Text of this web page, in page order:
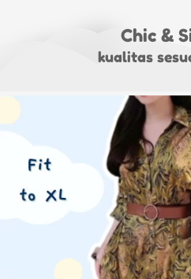
Chic &
kualitas